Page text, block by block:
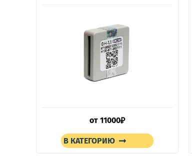
от 11000₽
В КАТЕГОРИЮ